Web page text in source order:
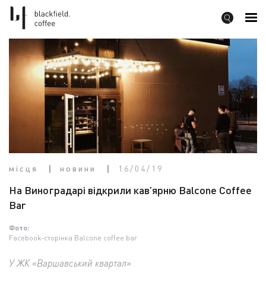
місця новини 16/04/19
На Виноградарі відкрили кав’ярню Balcone Coffee
Bar
Фото:
Facebook-сторінка Balcone coffee bar
У ЖК «Варшавський квартал»